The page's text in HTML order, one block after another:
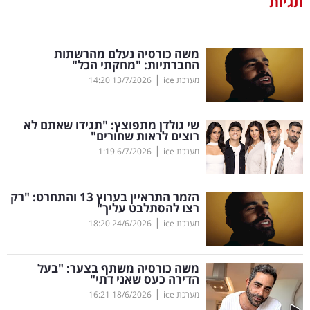
דיגיטל
וטק
שיווק
ופרסום
משפט
מדדים
ומחקרים
דעות
רכילות
משה כורסיה נעלם מהרשתות
החברתיות: "מחקתי הכל"
מערכת ice |
13/7/2026
14:20
שי גולדן מתפוצץ: "תגידו שאתם לא
רוצים לראות שחורים"
מערכת ice |
6/7/2026
1:19
הזמר התראיין בערוץ 13 והתחרט: "רק
רצו להסתלבט עליך"
מערכת ice |
24/6/2026
18:20
משה כורסיה משתף בצער: "בעל
הדירה כעס שאני דתי"
מערכת ice |
18/6/2026
16:21